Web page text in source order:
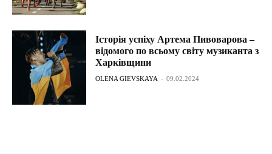
Історія успіху Артема Пивоварова –
відомого по всьому світу музиканта з
Харківщини
OLENA GIEVSKAYA - 09.02.2024